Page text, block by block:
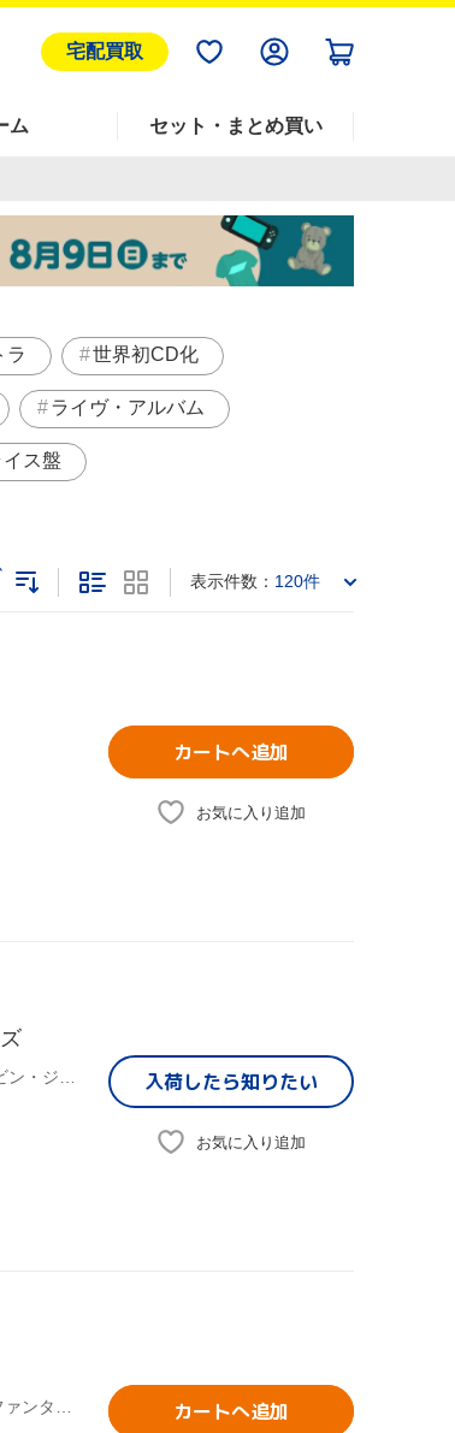
宅配買取
ム セット・まとめ買い
ラ 世界初CD化
ライヴ・アルバム
ス盤
表示件数： 120件
カートへ追加
お気に入り追加
入荷したら知りたい
お気に入り追加
カートへ追加